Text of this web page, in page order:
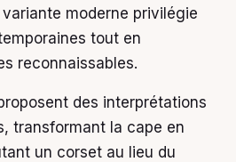
moderne privilégie
tout en
reconnaissables.
des interprétations
transformant la cape en
un corset au lieu du